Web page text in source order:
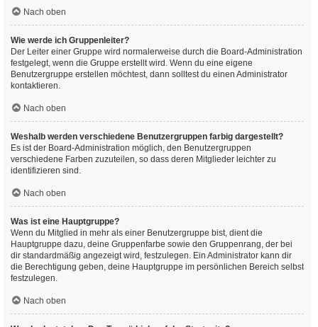
Nach oben
Wie werde ich Gruppenleiter?
Der Leiter einer Gruppe wird normalerweise durch die Board-Administration
festgelegt, wenn die Gruppe erstellt wird. Wenn du eine eigene
Benutzergruppe erstellen möchtest, dann solltest du einen Administrator
kontaktieren.
Nach oben
Weshalb werden verschiedene Benutzergruppen farbig dargestellt?
Es ist der Board-Administration möglich, den Benutzergruppen
verschiedene Farben zuzuteilen, so dass deren Mitglieder leichter zu
identifizieren sind.
Nach oben
Was ist eine Hauptgruppe?
Wenn du Mitglied in mehr als einer Benutzergruppe bist, dient die
Hauptgruppe dazu, deine Gruppenfarbe sowie den Gruppenrang, der bei
dir standardmäßig angezeigt wird, festzulegen. Ein Administrator kann dir
die Berechtigung geben, deine Hauptgruppe im persönlichen Bereich selbst
festzulegen.
Nach oben